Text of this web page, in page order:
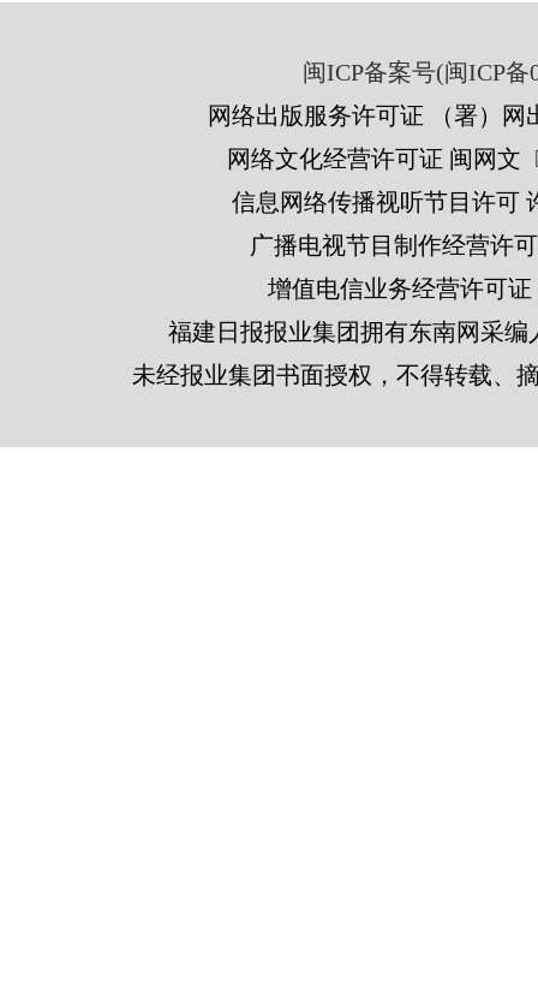
闽ICP备案号(闽ICP备
网络出版服务许可证 （署）网
网络文化经营许可证 闽网文
信息网络传播视听节目许可
广播电视节目制作经营许
增值电信业务经营许可证
福建日报报业集团拥有东南网采
未经报业集团书面授权，不得转载、